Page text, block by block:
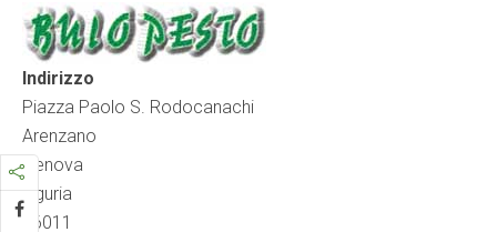
Indirizzo
Piazza Paolo S. Rodocanachi
Arenzano
Genova
Liguria
16011